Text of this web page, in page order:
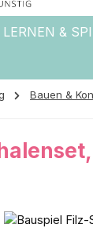
LERNEN &
Bauen &